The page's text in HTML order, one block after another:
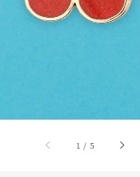
1 / 5